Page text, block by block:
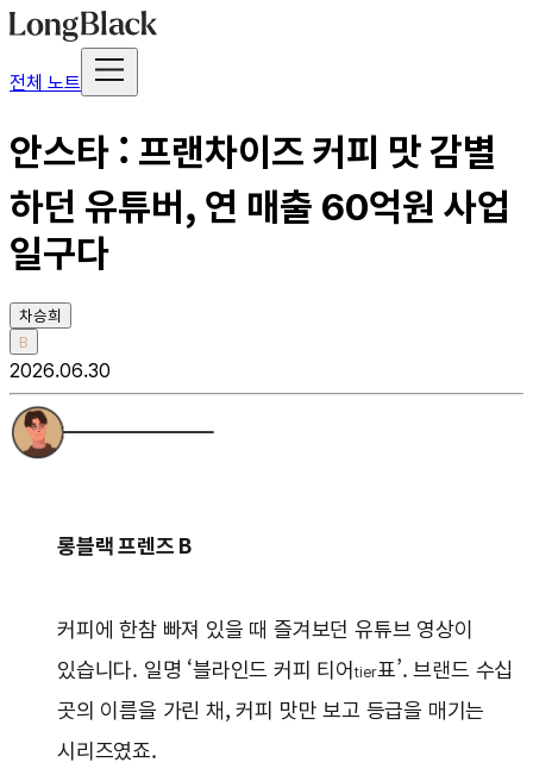
전체 노트
안스타 : 프랜차이즈 커피 맛 감별
하던 유튜버, 연 매출 60억원 사업
일구다
차승희
B
2026.06.30
롱블랙 프렌즈 B
커피에 한참 빠져 있을 때 즐겨보던 유튜브 영상이
있습니다. 일명 ‘블라인드 커피 티어tier표’. 브랜드 수십
곳의 이름을 가린 채, 커피 맛만 보고 등급을 매기는
시리즈였죠.